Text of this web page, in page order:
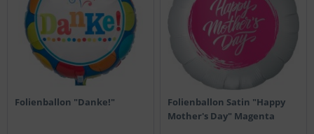
Folienballon "Danke!"
Folienballon Satin "Happy
Mother's Day" Magenta